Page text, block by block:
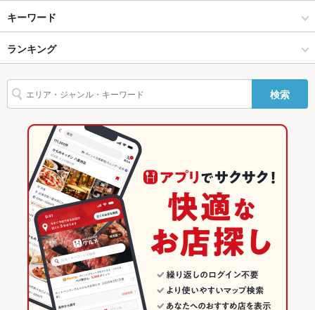
Wi-Fi
バリアフリ
ー
なし ：ご不憫な点がございましたらお気軽にお申しつけくださ
い。
駐車場 なし ：近隣にコインパーキングがございます。
その他設備
忘年会 新年会 歓迎会 送別会 誕生日 記念日 サプライズ 会社宴
会 お気軽にご相談を！
飲み放題 あり ：コスパ最高の飲み放題あり/宴会コースもお得です。
食べ放題
あり ：ビュッフェ形式などご要望がございましたらお気軽にご
相談ください。
カクテル充実、焼酎充実、日本酒充実、ワイン充実
お子様連れ
お子様連れOK ：お子さま連れの方にも安心の完全個室を完備
しております。
盛岡 × 居酒屋
盛岡 × 和風
盛岡駅 × 居酒屋
盛岡駅 × 和風
和食全般
盛岡 × 和食
盛岡 × 和食全般
盛岡駅 × 和食
盛岡駅 × 和食全般
盛岡大通 × 居酒屋
盛岡大通 × 和風
盛岡大通 × 和食
盛岡大通 × 和食全般
岩手 × 居酒屋
岩手 × 和風
岩手 × 和食
岩手 × 和食全般
上盛岡駅
盛岡駅
キーワード
卵焼き からあげ
海鮮丼 しゃぶしゃぶ すき焼き ステーキ
ランキング
岩手のグルメランキング
岩手の居酒屋ランキング
盛岡のグルメランキング
盛岡の居酒屋ランキング
盛岡大通のグルメランキング
盛岡大通の居酒屋ランキング
検索